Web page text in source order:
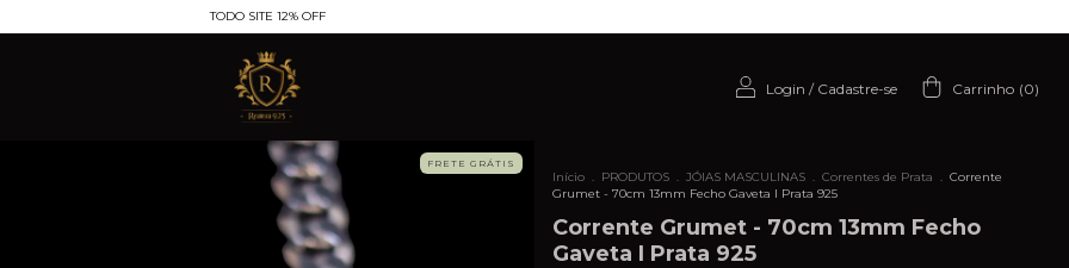
TODO SITE 12% OFF
Login / Cadastre-se Carrinho (0)
FRETE GRÁTIS
Início . PRODUTOS . JÓIAS MASCULINAS . Correntes de Prata . Corrente
Grumet - 70cm 13mm Fecho Gaveta I Prata 925
Corrente Grumet - 70cm 13mm Fecho
Gaveta I Prata 925